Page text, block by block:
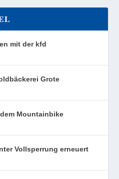
mit der kfd
Grote
Mountainbike
Vollsperrung erneuert